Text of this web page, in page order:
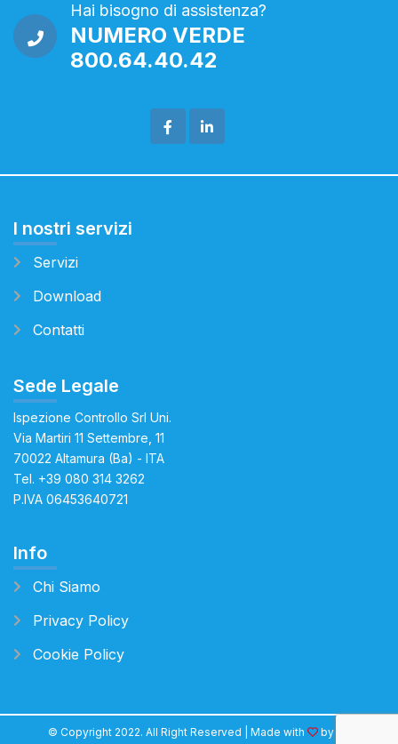
Hai bisogno di assistenza?
NUMERO VERDE
800.64.40.42
I nostri servizi
Servizi
Download
Contatti
Sede Legale
Ispezione Controllo Srl Uni.
Via Martiri 11 Settembre, 11
70022 Altamura (Ba) - ITA
Tel. +39 080 314 3262
P.IVA 06453640721
Info
Chi Siamo
Privacy Policy
Cookie Policy
© Copyright 2022. All Right Reserved | Made with by